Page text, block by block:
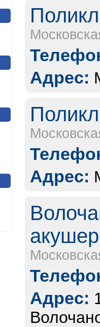
Адрес:
Адрес:
Адрес: